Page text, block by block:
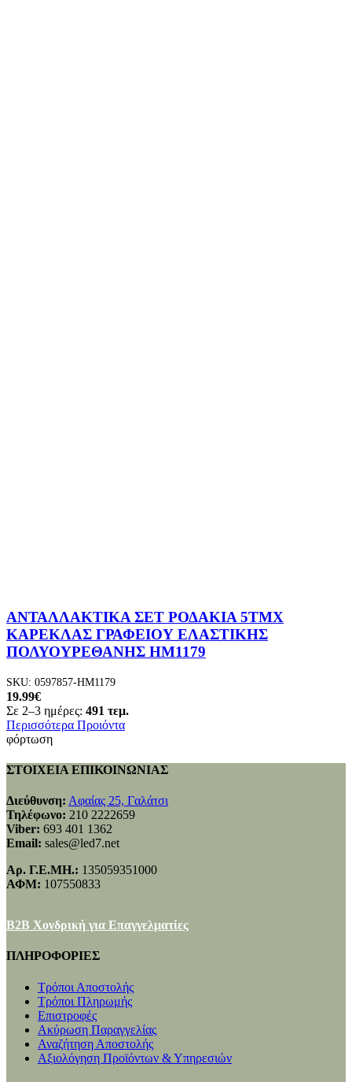
ΑΝΤΑΛΛΑΚΤΙΚΑ ΣΕΤ ΡΟΔΑΚΙΑ 5ΤΜΧ
ΚΑΡΕΚΛΑΣ ΓΡΑΦΕΙΟΥ ΕΛΑΣΤΙΚΗΣ
ΠΟΛΥΟΥΡΕΘΑΝΗΣ HM1179
SKU: 0597857-HM1179
19.99€
Σε 2–3 ημέρες: 491 τεμ.
Περισσότερα Προιόντα
φόρτωση
ΣΤΟΙΧΕΙΑ ΕΠΙΚΟΙΝΩΝΙΑΣ
Διεύθυνση: Αφαίας 25, Γαλάτσι
Τηλέφωνο: 210 2222659
Viber: 693 401 1362
Email: sales@led7.net
Αρ. Γ.Ε.ΜΗ.: 135059351000
ΑΦΜ: 107550833
B2B Χονδρική για Επαγγελματίες
ΠΛΗΡΟΦΟΡΙΕΣ
Τρόποι Αποστολής
Τρόποι Πληρωμής
Επιστροφές
Ακύρωση Παραγγελίας
Αναζήτηση Αποστολής
Αξιολόγηση Προϊόντων & Υπηρεσιών